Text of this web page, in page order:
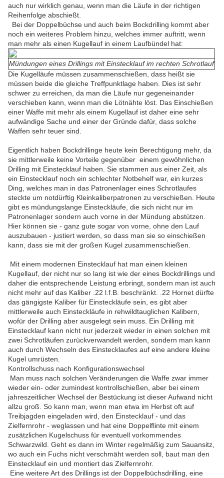
auch nur wirklich genau, wenn man die Läufe in der richtigen
Reihenfolge abschießt.
Bei der Doppelbüchse und auch beim Bockdrilling kommt aber
noch ein weiteres Problem hinzu, welches immer auftritt, wenn
man mehr als einen Kugellauf in einem Laufbündel hat:
Mündungen eines Drillings mit Einstecklauf im rechten Schrotlauf
Die Kugelläufe müssen zusammenschießen, dass heißt sie
müssen beide die gleiche Treffpunktlage haben. Dies ist sehr
schwer zu erreichen, da man die Läufe nur gegeneinander
verschieben kann, wenn man die Lötnähte löst. Das Einschießen
einer Waffe mit mehr als einem Kugellauf ist daher eine sehr
aufwändige Sache und einer der Gründe dafür, dass solche
Waffen sehr teuer sind.
Eigentlich haben Bockdrillinge heute kein Berechtigung mehr, da
sie mittlerweile keine Vorteile gegenüber einem gewöhnlichen
Drilling mit Einstecklauf haben. Sie stammen aus einer Zeit, als
ein Einstecklauf noch ein schlechter Notbehelf war, ein kurzes
Ding, welches man in das Patronenlager eines Schrotlaufes
steckte um notdürftig Kleinkaliberpatronen zu verschießen. Heute
gibt es mündungslange Einsteckläufe, die sich nicht nur im
Patronenlager sondern auch vorne in der Mündung abstützen.
Hier können sie - ganz gute sogar von vorne, ohne den Lauf
auszubauen - justiert werden, so dass man sie so einschießen
kann, dass sie mit der großen Kugel zusammenschießen.
Mit einem modernen Einstecklauf hat man einen kleinen
Kugellauf, der nicht nur so lang ist wie der eines Bockdrillings und
daher die entsprechende Leistung erbringt, sondern man ist auch
nicht mehr auf das Kaliber .22 l.f.B. beschränkt. .22 Hornet dürfte
das gängigste Kaliber für Einsteckläufe sein, es gibt aber
mittlerweile auch Einsteckläufe in rehwildtauglichen Kalibern,
wofür der Drilling aber ausgelegt sein muss. Ein Drilling mit
Einstecklauf kann nicht nur jederzeit wieder in einen solchen mit
zwei Schrotläufen zurückverwandelt werden, sondern man kann
auch durch Wechseln des Einstecklaufes auf eine andere kleine
Kugel umrüsten.
Kontrollschuss nach Konfigurationswechsel
Man muss nach solchen Veränderungen die Waffe zwar immer
wieder ein- oder zumindest kontrollschießen, aber bei einem
jahreszeitlicher Wechsel der Bestückung ist dieser Aufwand nicht
allzu groß. So kann man, wenn man etwa im Herbst oft auf
Treibjagden eingeladen wird, den Einstecklauf - und das
Zielfernrohr - weglassen und hat eine Doppelflinte mit einem
zusätzlichen Kugelschuss für eventuell vorkommendes
Schwarzwild. Geht es dann im Winter regelmäßig zum Sauansitz,
wo auch ein Fuchs nicht verschmäht werden soll, baut man den
Einstecklauf ein und montiert das Zielfernrohr.
Eine weitere Art des Drillings ist der Doppelbüchsdrilling, eine